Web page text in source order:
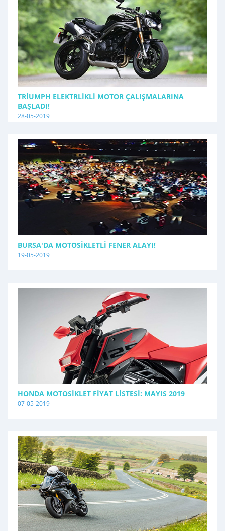
TRIUMPH ELEKTRLIKLI MOTOR ÇALIŞMALARINA
BAŞLADI!
28-05-2019
BURSA'DA MOTOSIKLETLI FENER ALAYI!
19-05-2019
HONDA MOTOSIKLET FIYAT LISTESI: MAYIS 2019
07-05-2019